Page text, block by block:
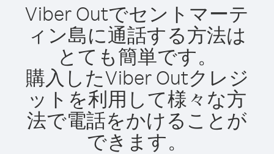
Viber Outでセントマーテ
ィン島に通話する方法は
とても簡単です。
購入したViber Outクレジ
ットを利用して様々な方
法で電話をかけることが
できます。